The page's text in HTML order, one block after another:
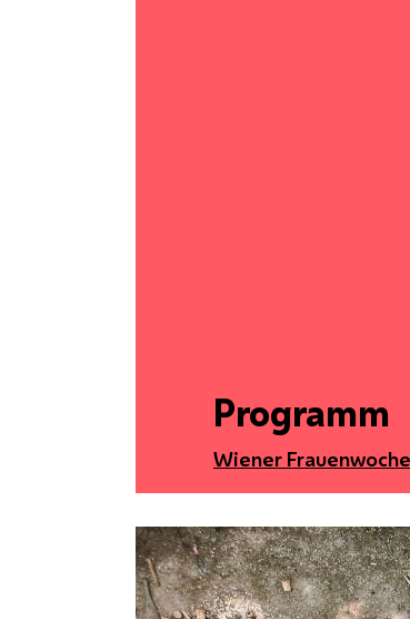
Programm
Wiener